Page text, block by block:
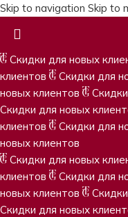
Skip to navigation Skip to
Скидки для новых
клиентов
Скидки для
новых клиентов
Скидки для новых
клиентов
Скидки для
новых клиентов
Скидки для новых
клиентов
Скидки для
новых клиентов
Скидки для новых